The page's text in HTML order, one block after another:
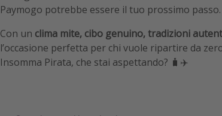
Paymogo potrebbe essere il tuo prossimo passo.
Con un clima mite, cibo genuino, tradizioni
l’occasione perfetta per chi vuole ripartire da
Insomma Pirata, che stai aspettando? 🧳✈️